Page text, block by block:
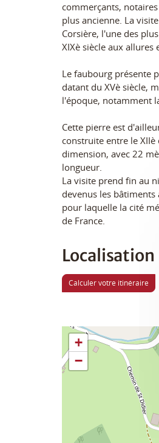
commerçants,
plus ancienne. La
Corsière, l'une des
XIXè siècle aux allures
Le faubourg présente
datant du XVè siècle,
l'époque, notamment
Cette pierre est
construite entre le
dimension, avec 22
longueur.
La visite prend fin au
devenus les
pour laquelle la cité
de France.
Localisation
Calculer votre itinéraire
+
−